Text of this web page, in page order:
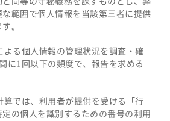
範囲で個人情報を当該第三者に提供
。
よる個人情報の管理状況を調査・確
に1回以下の頻度で、報告を求める
算では、利用者が提供を受ける「行
の個人を識別するための番号の利用